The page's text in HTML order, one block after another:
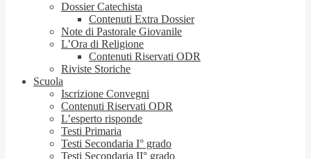
Dossier Catechista
Contenuti Extra Dossier
Note di Pastorale Giovanile
L’Ora di Religione
Contenuti Riservati ODR
Riviste Storiche
Scuola
Iscrizione Convegni
Contenuti Riservati ODR
L’esperto risponde
Testi Primaria
Testi Secondaria I° grado
Testi Secondaria II° grado